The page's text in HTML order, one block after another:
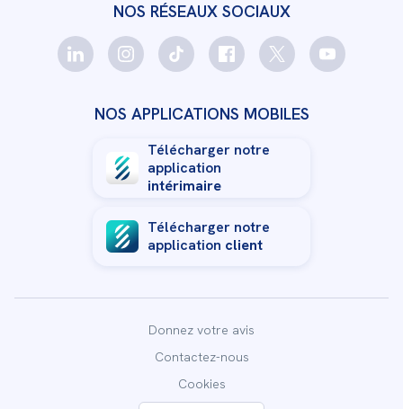
NOS RÉSEAUX SOCIAUX
NOS APPLICATIONS MOBILES
Télécharger notre
application
intérimaire
Télécharger notre
application client
Donnez votre avis
Contactez-nous
Cookies